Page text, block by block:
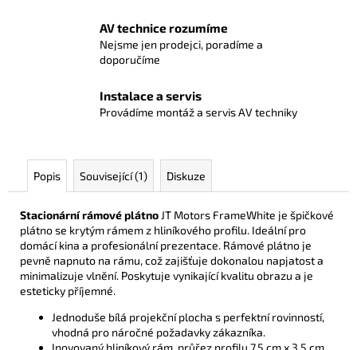
AV technice rozumíme
Nejsme jen prodejci, poradíme a
doporučíme
Instalace a servis
Provádíme montáž a servis AV techniky
Popis Související (1) Diskuze
Stacionární rámové plátno JT Motors FrameWhite je špičkové
plátno se krytým rámem z hliníkového profilu. Ideální pro
domácí kina a profesionální prezentace. Rámové plátno je
pevně napnuto na rámu, což zajišťuje dokonalou napjatost a
minimalizuje vlnění. Poskytuje vynikající kvalitu obrazu a je
esteticky příjemné.
Jednoduše bílá projekční plocha s perfektní rovinností,
vhodná pro náročné požadavky zákazníka.
Inovovaný hliníkový rám, průřez profilu 7.5 cm x 3.5 cm,